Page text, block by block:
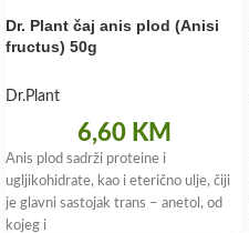
Dr. Plant čaj anis plod (Anisi
fructus) 50g
Dr.Plant
6,60 KM
Anis plod sadrži proteine i
ugljikohidrate, kao i eterično ulje, čiji
je glavni sastojak trans – anetol, od
kojeg i